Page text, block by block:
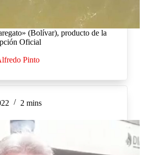
(Bolívar), producto de la
Oficial
Pinto
2 mins